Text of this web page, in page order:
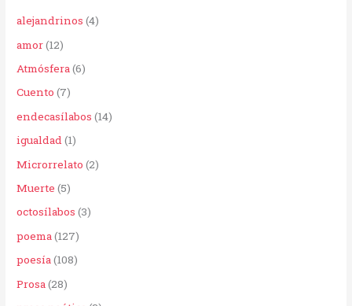
o
r
:
alejandrinos (4)
amor(12)
Atmósfera(6)
Cuento (7)
endecasílabos (14)
igualdad(1)
Microrrelato (2)
Muerte (5)
octosílabos (3)
poema(127)
poesía(108)
Prosa(28)